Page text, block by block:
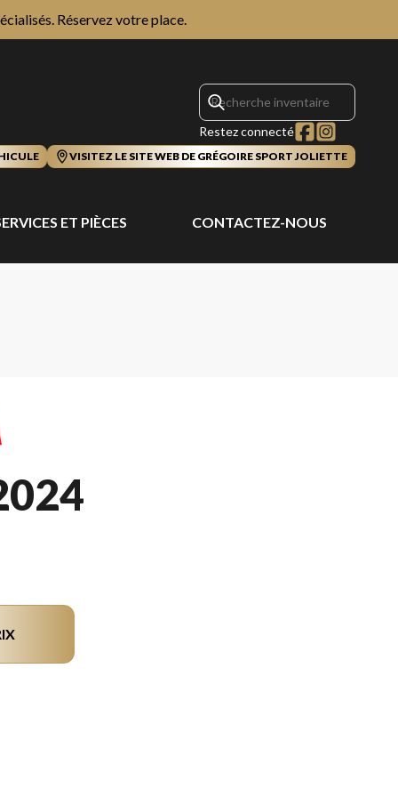
Réservez votre place.
Restez connecté
VISITEZ LE SITE WEB DE GRÉGOIRE SPORT JOLIETTE
ET PIÈCES CONTACTEZ-NOUS